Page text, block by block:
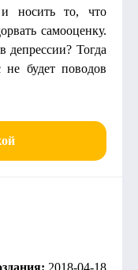
носить то, что
самооценку.
депрессии? Тогда
будет поводов
2018-04-18